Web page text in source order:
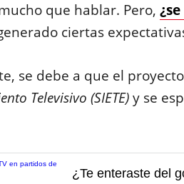
que hablar. Pero,
ciertas
se debe a que el
Televisivo (SIETE)y se
¿Te enteraste del